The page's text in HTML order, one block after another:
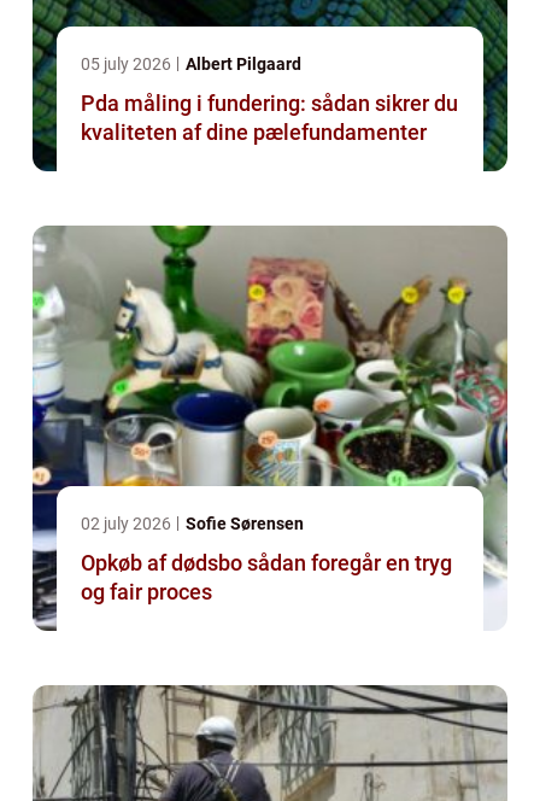
05 july 2026 Albert Pilgaard
Pda måling i fundering: sådan sikrer du
kvaliteten af dine pælefundamenter
02 july 2026 Sofie Sørensen
Opkøb af dødsbo sådan foregår en tryg
og fair proces